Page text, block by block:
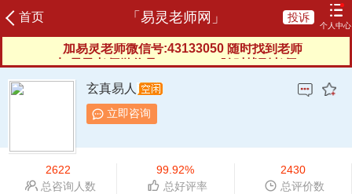
首页 「易灵老师网」
个人中心
投诉
登录
咨询记录 我的订单
我的评价
服务协议
申请成为老师
加易灵老师微信号:43133050 随时找到老师
加易灵老师微信号:43133050 随时找到老师
玄真易人
立即咨询
2622
总咨询人数
99.92%
总好评率
2430
总评价数